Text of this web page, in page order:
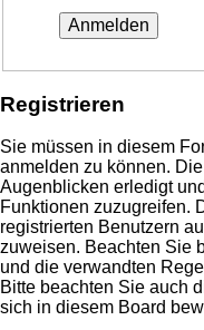
Registrieren
Sie müssen in diesem
anmelden zu können.
Augenblicken erledigt
Funktionen zuzugreifen.
registrierten Benutzern
zuweisen. Beachten Sie
und die verwandten
Bitte beachten Sie auch
sich in diesem Board